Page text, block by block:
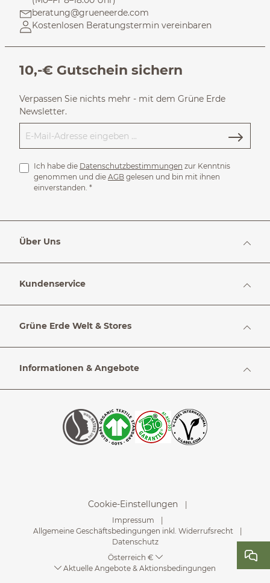
beratung@grueneerde.com
Kostenlosen Beratungstermin vereinbaren
10,-€ Gutschein sichern
Verpassen Sie nichts mehr - mit dem Grüne Erde
Newsletter.
Ich habe die Datenschutzbestimmungen zur Kenntnis
genommen und die AGB gelesen und bin mit ihnen
einverstanden. *
Über Uns
Kundenservice
Grüne Erde Welt & Stores
Informationen & Angebote
Aktuelle Angebote & Aktionsbedingungen
Cookie-Einstellungen
Impressum
Allgemeine Geschäftsbedingungen inkl. Widerrufsrecht
Datenschutz
Österreich €